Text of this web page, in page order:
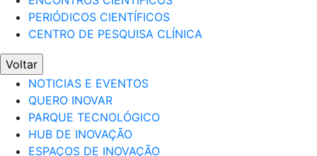
PERIÓDICOS CIENTÍFICOS
CENTRO DE PESQUISA CLÍNICA
Voltar
NOTICIAS E EVENTOS
QUERO INOVAR
PARQUE TECNOLÓGICO
HUB DE INOVAÇÃO
ESPAÇOS DE INOVAÇÃO